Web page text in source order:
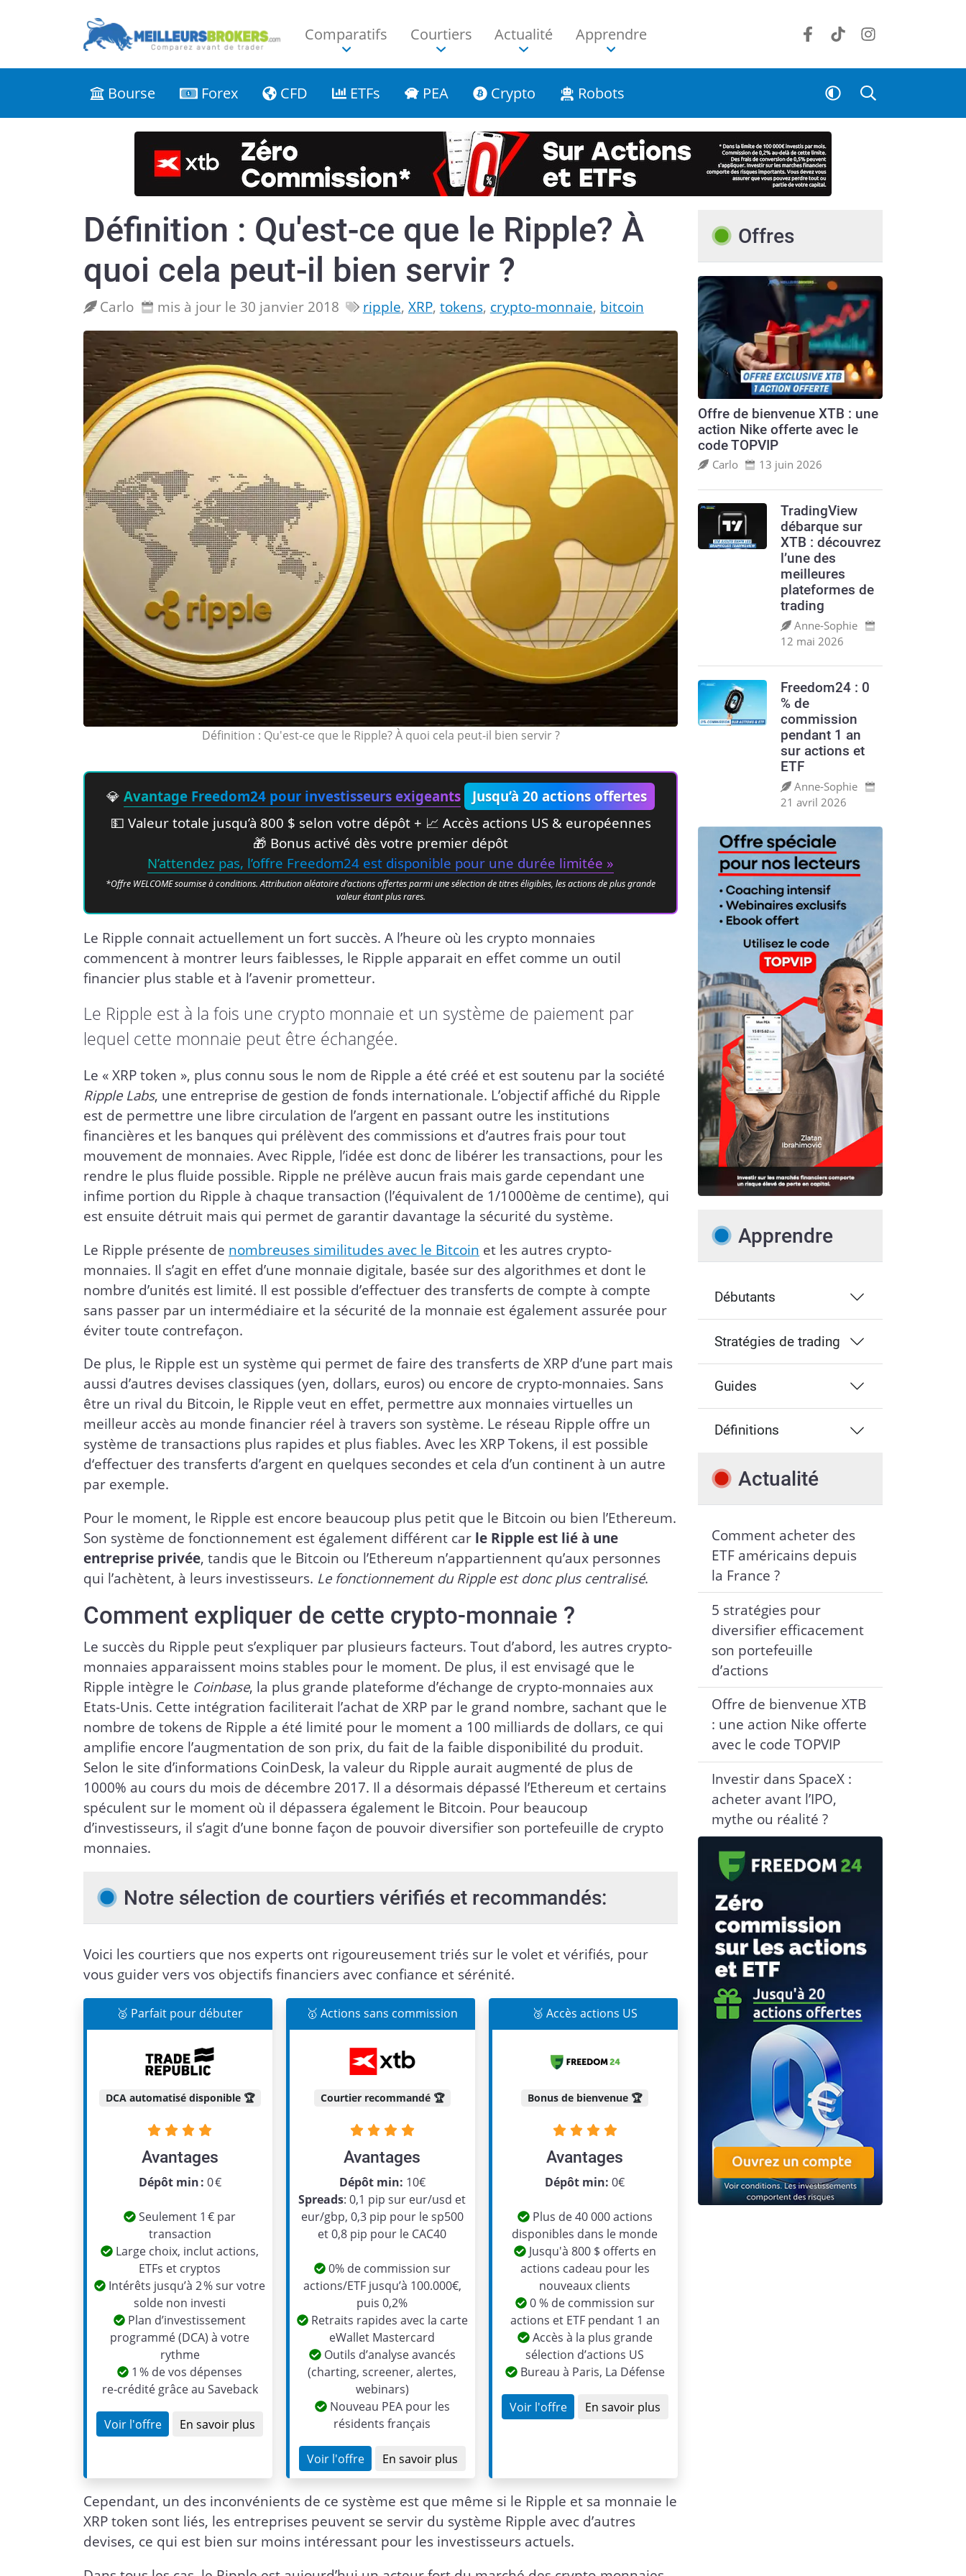
Comparatifs Courtiers Actualité Apprendre
Bourse Forex CFD ETFs PEA Crypto Robots
Définition : Qu'est-ce que le Ripple? À
quoi cela peut-il bien servir ?
Carlo mis à jour le 30 janvier 2018 ripple, XRP, tokens, crypto-monnaie, bitcoin
Définition : Qu'est-ce que le Ripple? À quoi cela peut-il bien servir ?
💎 Avantage Freedom24 pour investisseurs exigeants
Jusqu’à 20 actions offertes
💵 Valeur totale jusqu’à 800 $ selon votre dépôt + 📈 Accès actions US & européennes
🎁 Bonus activé dès votre premier dépôt
N’attendez pas, l’offre Freedom24 est disponible pour une durée limitée »
*Offre WELCOME soumise à conditions. Attribution aléatoire d’actions offertes parmi une sélection de titres éligibles, les actions de plus grande
valeur étant plus rares.
Le Ripple connait actuellement un fort succès. A l’heure où les crypto monnaies
commencent à montrer leurs faiblesses, le Ripple apparait en effet comme un outil
financier plus stable et à l’avenir prometteur.
Le Ripple est à la fois une crypto monnaie et un système de paiement par
lequel cette monnaie peut être échangée.
Le « XRP token », plus connu sous le nom de Ripple a été créé et est soutenu par la société
Ripple Labs, une entreprise de gestion de fonds internationale. L’objectif affiché du Ripple
est de permettre une libre circulation de l’argent en passant outre les institutions
financières et les banques qui prélèvent des commissions et d’autres frais pour tout
mouvement de monnaies. Avec Ripple, l’idée est donc de libérer les transactions, pour les
rendre le plus fluide possible. Ripple ne prélève aucun frais mais garde cependant une
infime portion du Ripple à chaque transaction (l’équivalent de 1/1000ème de centime), qui
est ensuite détruit mais qui permet de garantir davantage la sécurité du système.
Le Ripple présente de nombreuses similitudes avec le Bitcoin et les autres crypto-
monnaies. Il s’agit en effet d’une monnaie digitale, basée sur des algorithmes et dont le
nombre d’unités est limité. Il est possible d’effectuer des transferts de compte à compte
sans passer par un intermédiaire et la sécurité de la monnaie est également assurée pour
éviter toute contrefaçon.
De plus, le Ripple est un système qui permet de faire des transferts de XRP d’une part mais
aussi d’autres devises classiques (yen, dollars, euros) ou encore de crypto-monnaies. Sans
être un rival du Bitcoin, le Ripple veut en effet, permettre aux monnaies virtuelles un
meilleur accès au monde financier réel à travers son système. Le réseau Ripple offre un
système de transactions plus rapides et plus fiables. Avec les XRP Tokens, il est possible
d‘effectuer des transferts d’argent en quelques secondes et cela d’un continent à un autre
par exemple.
Pour le moment, le Ripple est encore beaucoup plus petit que le Bitcoin ou bien l’Ethereum.
Son système de fonctionnement est également différent car le Ripple est lié à une
entreprise privée, tandis que le Bitcoin ou l’Ethereum n’appartiennent qu’aux personnes
qui l’achètent, à leurs investisseurs. Le fonctionnement du Ripple est donc plus centralisé.
Comment expliquer de cette crypto-monnaie ?
Le succès du Ripple peut s’expliquer par plusieurs facteurs. Tout d’abord, les autres crypto-
monnaies apparaissent moins stables pour le moment. De plus, il est envisagé que le
Ripple intègre le Coinbase, la plus grande plateforme d’échange de crypto-monnaies aux
Etats-Unis. Cette intégration faciliterait l’achat de XRP par le grand nombre, sachant que le
nombre de tokens de Ripple a été limité pour le moment a 100 milliards de dollars, ce qui
amplifie encore l’augmentation de son prix, du fait de la faible disponibilité du produit.
Selon le site d’informations CoinDesk, la valeur du Ripple aurait augmenté de plus de
1000% au cours du mois de décembre 2017. Il a désormais dépassé l’Ethereum et certains
spéculent sur le moment où il dépassera également le Bitcoin. Pour beaucoup
d’investisseurs, il s’agit d’une bonne façon de pouvoir diversifier son portefeuille de crypto
monnaies.
Notre sélection de courtiers vérifiés et recommandés:
Voici les courtiers que nos experts ont rigoureusement triés sur le volet et vérifiés, pour
vous guider vers vos objectifs financiers avec confiance et sérénité.
🥈 Parfait pour débuter
DCA automatisé disponible 🏆
Avantages
Dépôt min : 0 €
Seulement 1 € par
transaction
Large choix, inclut actions,
ETFs et cryptos
Intérêts jusqu’à 2 % sur votre
solde non investi
Plan d’investissement
programmé (DCA) à votre
rythme
1 % de vos dépenses
re‑crédité grâce au Saveback
Voir l'offre En savoir plus
🥇 Actions sans commission
Courtier recommandé 🏆
Avantages
Dépôt min: 10€
Spreads: 0,1 pip sur eur/usd et
eur/gbp, 0,3 pip pour le sp500
et 0,8 pip pour le CAC40
0% de commission sur
actions/ETF jusqu’à 100.000€,
puis 0,2%
Retraits rapides avec la carte
eWallet Mastercard
Outils d’analyse avancés
(charting, screener, alertes,
webinars)
Nouveau PEA pour les
résidents français
Voir l'offre En savoir plus
🥉 Accès actions US
Bonus de bienvenue 🏆
Avantages
Dépôt min: 0€
Plus de 40 000 actions
disponibles dans le monde
Jusqu'à 800 $ offerts en
actions cadeau pour les
nouveaux clients
0 % de commission sur
actions et ETF pendant 1 an
Accès à la plus grande
sélection d’actions US
Bureau à Paris, La Défense
Voir l'offre En savoir plus
Cependant, un des inconvénients de ce système est que même si le Ripple et sa monnaie le
XRP token sont liés, les entreprises peuvent se servir du système Ripple avec d’autres
devises, ce qui est bien sur moins intéressant pour les investisseurs actuels.
Offres
Offre de bienvenue XTB : une
action Nike offerte avec le
code TOPVIP
Carlo 13 juin 2026
TradingView
débarque sur
XTB : découvrez
l’une des
meilleures
plateformes de
trading
Anne‑Sophie
12 mai 2026
Freedom24 : 0
% de
commission
pendant 1 an
sur actions et
ETF
Anne‑Sophie
21 avril 2026
Apprendre
Débutants
Stratégies de trading
Guides
Définitions
Actualité
Comment acheter des
ETF américains depuis
la France ?
5 stratégies pour
diversifier efficacement
son portefeuille
d’actions
Offre de bienvenue XTB
: une action Nike offerte
avec le code TOPVIP
Investir dans SpaceX :
acheter avant l’IPO,
mythe ou réalité ?